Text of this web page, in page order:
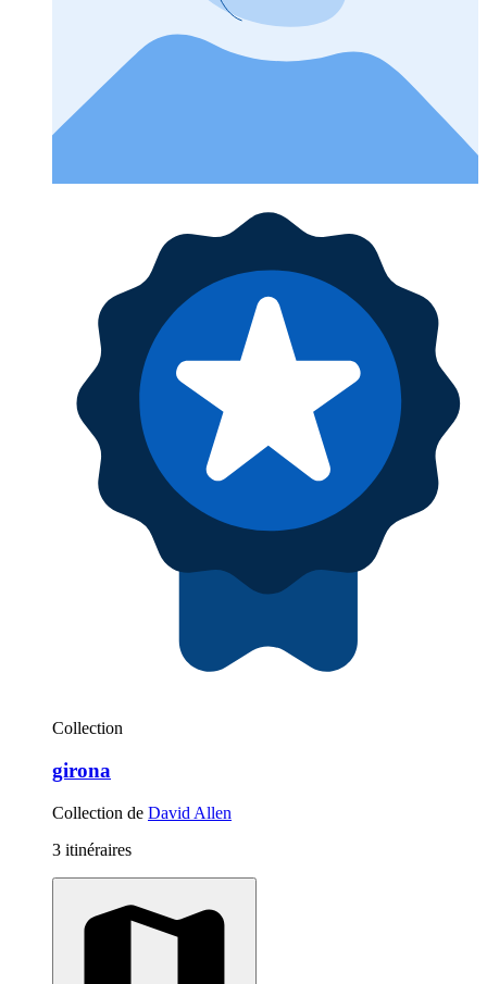
Collection
girona
Collection de David Allen
3 itinéraires